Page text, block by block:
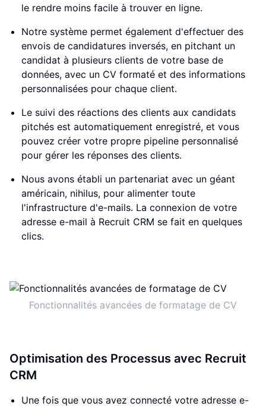
le rendre moins facile à trouver en ligne.
Notre système permet également d'effectuer des
envois de candidatures inversés, en pitchant un
candidat à plusieurs clients de votre base de
données, avec un CV formaté et des informations
personnalisées pour chaque client.
Le suivi des réactions des clients aux candidats
pitchés est automatiquement enregistré, et vous
pouvez créer votre propre pipeline personnalisé
pour gérer les réponses des clients.
Nous avons établi un partenariat avec un géant
américain, nihilus, pour alimenter toute
l'infrastructure d'e-mails. La connexion de votre
adresse e-mail à Recruit CRM se fait en quelques
clics.
Fonctionnalités avancées de formatage de CV
Optimisation des Processus avec Recruit
CRM
Une fois que vous avez connecté votre adresse e-